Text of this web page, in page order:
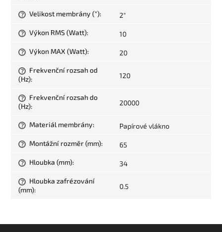
? Velikost membrány ("): 2"
? Výkon RMS (Watt): 10
? Výkon MAX (Watt): 20
?
Frekvenční rozsah od
(Hz): 120
?
Frekvenční rozsah do
(Hz): 20000
? Materiál membrány: Papírové vlákno
? Montážní rozměr (mm): 65
? Hloubka (mm): 34
?
Hloubka zafrézování
(mm): 0.5